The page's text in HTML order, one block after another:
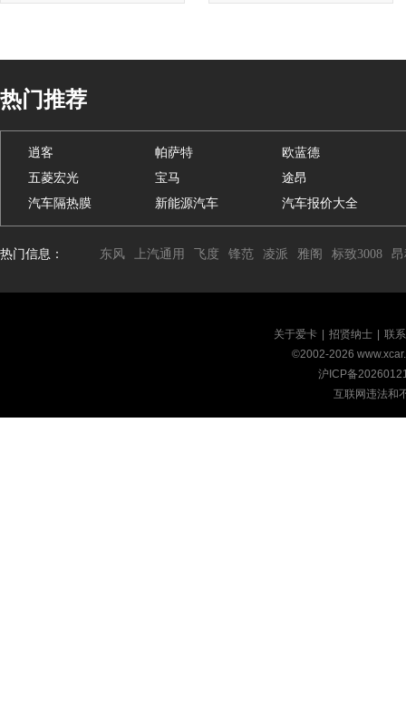
热门推荐
逍客 帕萨特
欧蓝德
五菱宏光
宝马
途昂
汽车隔热膜
新能源汽车 汽车报价大全
热门信息： 东风 上汽通用 飞度 锋范 凌派 雅阁 标致3008
关于爱卡 招贤纳士
联
©2002-2026
沪ICP备
互联网违法和